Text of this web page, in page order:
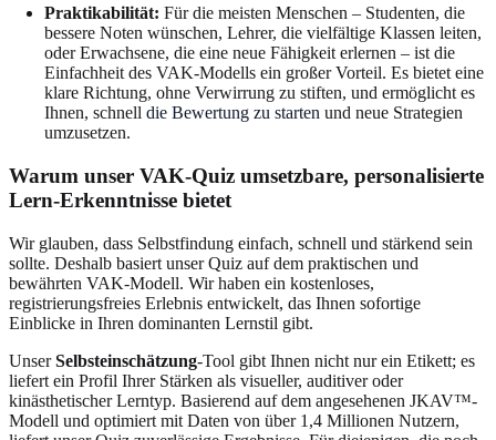
Praktikabilität: Für die meisten Menschen – Studenten, die
bessere Noten wünschen, Lehrer, die vielfältige Klassen leiten,
oder Erwachsene, die eine neue Fähigkeit erlernen – ist die
Einfachheit des VAK-Modells ein großer Vorteil. Es bietet eine
klare Richtung, ohne Verwirrung zu stiften, und ermöglicht es
Ihnen, schnell die Bewertung zu starten und neue Strategien
umzusetzen.
Warum unser VAK-Quiz umsetzbare, personalisierte
Lern-Erkenntnisse bietet
Wir glauben, dass Selbstfindung einfach, schnell und stärkend sein
sollte. Deshalb basiert unser Quiz auf dem praktischen und
bewährten VAK-Modell. Wir haben ein kostenloses,
registrierungsfreies Erlebnis entwickelt, das Ihnen sofortige
Einblicke in Ihren dominanten Lernstil gibt.
UnserSelbsteinschätzung-Tool gibt Ihnen nicht nur ein Etikett; es
liefert ein Profil Ihrer Stärken als visueller, auditiver oder
kinästhetischer Lerntyp. Basierend auf dem angesehenen JKAV™-
Modell und optimiert mit Daten von über 1,4 Millionen Nutzern,